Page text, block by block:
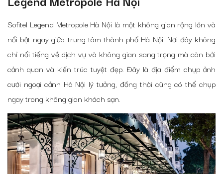
Sofitel Legend Metropole Hà Nội là một không gian rộng lớn và
nổi bật ngay giữa trung tâm thành phố Hà Nội. Nơi đây không
chỉ nổi tiếng về dịch vụ và không gian sang trọng mà còn bởi
cảnh quan và kiến trúc tuyệt đẹp. Đây là địa điểm chụp ảnh
cưới ngoại cảnh Hà Nội lý tưởng, đồng thời cũng có thể chụp
ngay trong không gian khách sạn.